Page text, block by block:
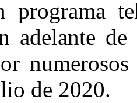
programa
adelante de
de 2020.